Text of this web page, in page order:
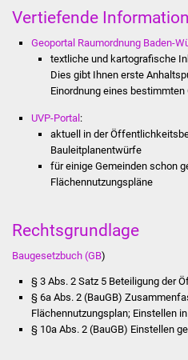
Vertiefende
Geoportal Raumordnung Baden-
textliche und kartografische
Dies gibt Ihnen erste
Einordnung eines
UVP-Portal:
aktuell in der
Bauleitplanentwürfe
für einige Gemeinden schon
Flächennutzungspläne
Rechtsgrundlage
Baugesetzbuch (GB)
§ 3 Abs. 2 Satz 5 Beteiligung der
§ 6a Abs. 2 (BauGB)
Flächennutzungsplan; Einstellen
§ 10a Abs. 2 (BauGB) Einstellen